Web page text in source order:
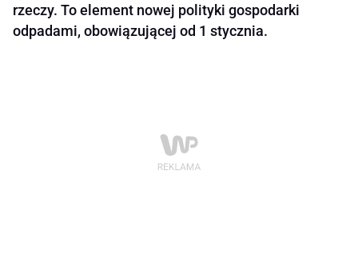
rzeczy. To element nowej polityki gospodarki
odpadami, obowiązującej od 1 stycznia.